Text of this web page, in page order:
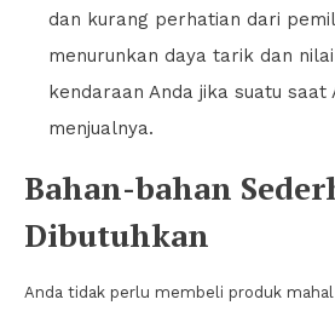
dan kurang perhatian dari
menurunkan daya tarik dan
kendaraan Anda jika suatu saat
menjualnya.
Bahan-bahan
Dibutuhkan
Anda tidak perlu membeli produk